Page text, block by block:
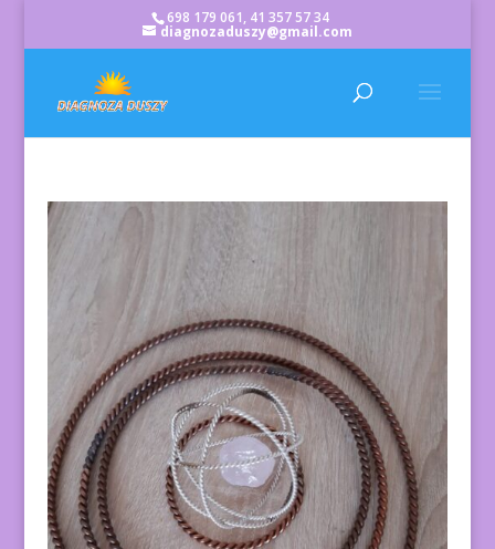
698 179 061, 41 357 57 34
diagnozaduszy@gmail.com